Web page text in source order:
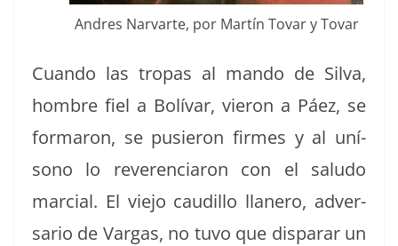
Andres Nar­varte, por Martín Tovar y Tovar
Cuan­do las tropas al man­do de Sil­va,
hom­bre fiel a Bolí­var, vieron a Páez, se
for­maron, se pusieron firmes y al uní­
sono lo rev­er­en­cia­ron con el salu­do
mar­cial. El viejo caudil­lo llanero, adver­
sario de Var­gas, no tuvo que dis­parar un